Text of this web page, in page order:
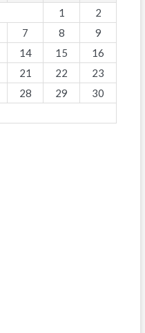
1
2
7 8
9
14 15
16
21 22
23
28 29
30